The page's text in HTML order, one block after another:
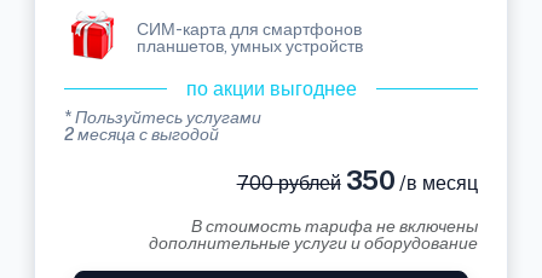
СИМ-карта для смартфонов
планшетов, умных устройств
по акции выгоднее
* Пользуйтесь услугами
2 месяца с выгодой
700 рублей350 /в месяц
В стоимость тарифа не включены
дополнительные услуги и оборудование